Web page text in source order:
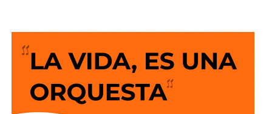
La legislación establecerá que, salvo prueba en contrario,
se presumirá dicha intención cuando el deudor, sin causa
justificada, renuncie a su empleo o solicite licencia sin
goce de sueldo, cuando este constituya su único o
principal medio para obtener ingresos.
Para el acceso de vehículos, se realiza cambio a un
solo sentido de circulación en la avenida de las
Torres, de norponiente a suroriente,
por lo quelos
vehículos que ingresen a la zona de la FENAPO
deberán hacerlo desde Calzada de Guadalup
utilizando esta vialidad como acceso principal. Como